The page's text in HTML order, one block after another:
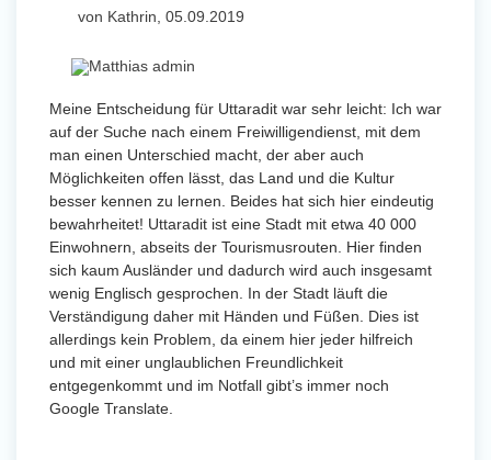
von Kathrin, 05.09.2019
Meine Entscheidung für Uttaradit war sehr leicht: Ich war
auf der Suche nach einem Freiwilligendienst, mit dem
man einen Unterschied macht, der aber auch
Möglichkeiten offen lässt, das Land und die Kultur
besser kennen zu lernen. Beides hat sich hier eindeutig
bewahrheitet! Uttaradit ist eine Stadt mit etwa 40 000
Einwohnern, abseits der Tourismusrouten. Hier finden
sich kaum Ausländer und dadurch wird auch insgesamt
wenig Englisch gesprochen. In der Stadt läuft die
Verständigung daher mit Händen und Füßen. Dies ist
allerdings kein Problem, da einem hier jeder hilfreich
und mit einer unglaublichen Freundlichkeit
entgegenkommt und im Notfall gibt’s immer noch
Google Translate.